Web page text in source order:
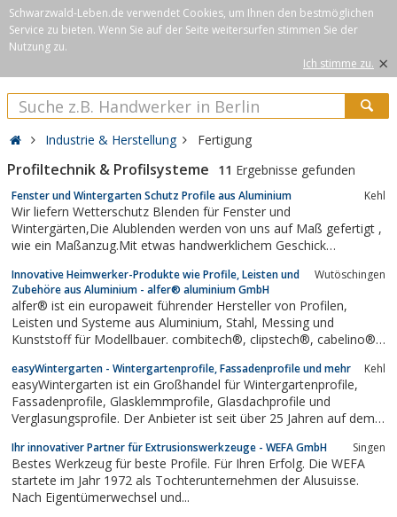
Schwarzwald-Leben.de verwendet Cookies, um Ihnen den bestmöglichen
Service zu bieten. Wenn Sie auf der Seite weitersurfen stimmen Sie der
Nutzung zu.
Ich stimme zu. ×
Industrie & Herstellung Fertigung
Profiltechnik & Profilsysteme 11 Ergebnisse gefunden
Fenster und Wintergarten Schutz Profile aus Aluminium Kehl
Wir liefern Wetterschutz Blenden für Fenster und
Wintergärten,Die Alublenden werden von uns auf Maß gefertigt ,
wie ein Maßanzug.Mit etwas handwerklichem Geschick
Geld.Die Wetterschutzprofile schützen Ihre Fenster oder
Wintergarten dauerhaft vor Sonne und Regen. So...
Innovative Heimwerker-Produkte wie Profile, Leisten und
Zubehöre aus Aluminium - alfer® aluminium GmbH
Wutöschingen
alfer® ist ein europaweit führender Hersteller von Profilen,
Leisten und Systeme aus Aluminium, Stahl, Messing und
Kunststoff für Modellbauer. combitech®, clipstech®, cabelino®,
easyWintergarten - Wintergartenprofile, Fassadenprofile und mehr Kehl
easyWintergarten ist ein Großhandel für Wintergartenprofile,
Fassadenprofile, Glasklemmprofile, Glasdachprofile und
Verglasungsprofile. Der Anbieter ist seit über 25 Jahren auf dem
Privathaushalte. Mit den richtigen Profilen möchte
easyWintergarten den Wintergartenbau oder den...
Ihr innovativer Partner für Extrusionswerkzeuge - WEFA GmbH Singen
Bestes Werkzeug für beste Profile. Für Ihren Erfolg. Die WEFA
startete im Jahr 1972 als Tochterunternehmen der Alusuisse.
Nach Eigentümerwechsel und...